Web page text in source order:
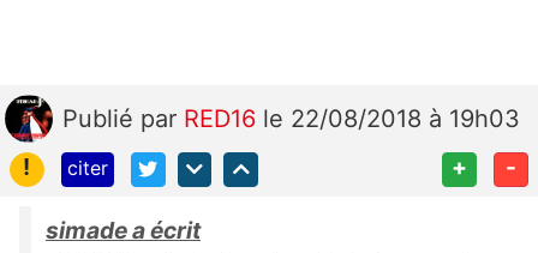
Publié par RED16 le 22/08/2018 à 19h03
!
citer + -
simade a écrit